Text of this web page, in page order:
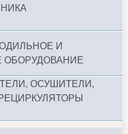
И
ОБОРУДОВАНИЕ
ОСУШИТЕЛИ,